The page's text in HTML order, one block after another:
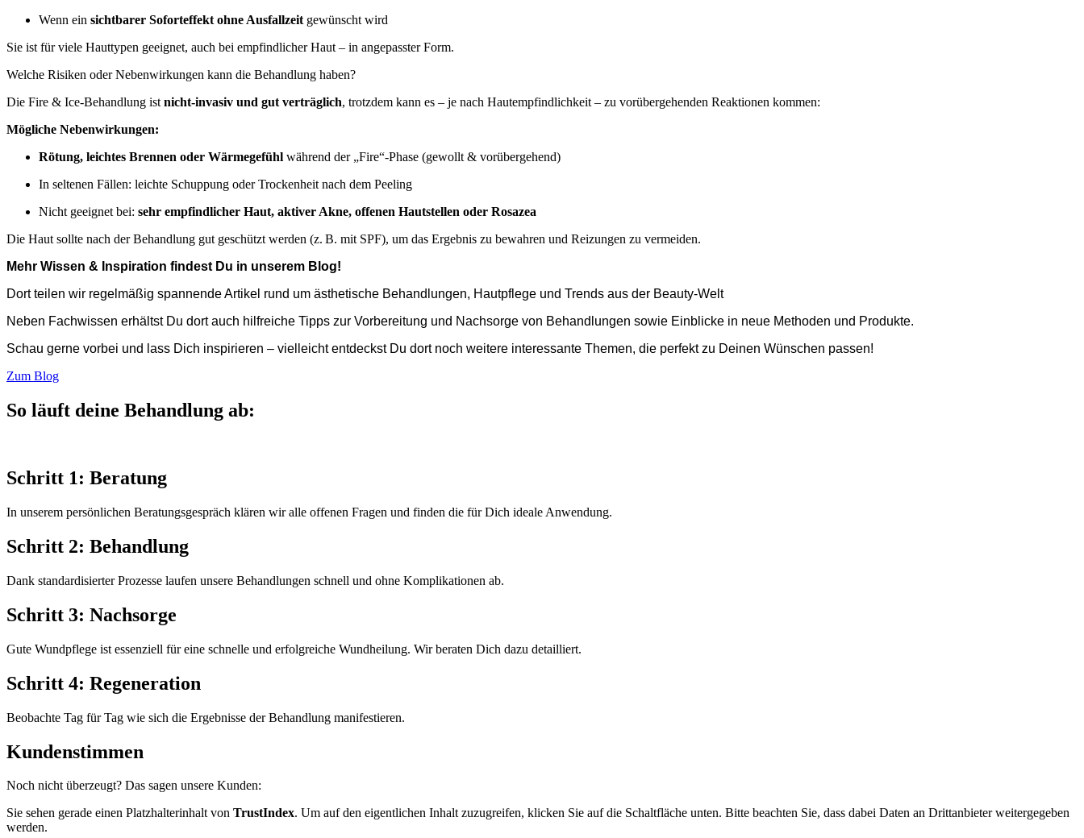
Wenn ein sichtbarer Soforteffekt ohne Ausfallzeit gewünscht wird
Sie ist für viele Hauttypen geeignet, auch bei empfindlicher Haut – in angepasster Form.
Welche Risiken oder Nebenwirkungen kann die Behandlung haben?
Die Fire & Ice-Behandlung ist nicht-invasiv und gut verträglich, trotzdem kann es – je nach Hautempfindlichkeit – zu vorübergehenden Reaktionen kommen:
Mögliche Nebenwirkungen:
Rötung, leichtes Brennen oder Wärmegefühl während der „Fire“-Phase (gewollt & vorübergehend)
In seltenen Fällen: leichte Schuppung oder Trockenheit nach dem Peeling
Nicht geeignet bei: sehr empfindlicher Haut, aktiver Akne, offenen Hautstellen oder Rosazea
Die Haut sollte nach der Behandlung gut geschützt werden (z. B. mit SPF), um das Ergebnis zu bewahren und Reizungen zu vermeiden.
Mehr Wissen & Inspiration findest Du in unserem Blog!
Dort teilen wir regelmäßig spannende Artikel rund um ästhetische Behandlungen, Hautpflege und Trends aus der Beauty-Welt
Neben Fachwissen erhältst Du dort auch hilfreiche Tipps zur Vorbereitung und Nachsorge von Behandlungen sowie Einblicke in neue Methoden und Produkte.
Schau gerne vorbei und lass Dich inspirieren – vielleicht entdeckst Du dort noch weitere interessante Themen, die perfekt zu Deinen Wünschen passen!
Zum Blog
So läuft deine Behandlung ab:
Schritt 1: Beratung
In unserem persönlichen Beratungsgespräch klären wir alle offenen Fragen und finden die für Dich ideale Anwendung.
Schritt 2: Behandlung
Dank standardisierter Prozesse laufen unsere Behandlungen schnell und ohne Komplikationen ab.
Schritt 3: Nachsorge
Gute Wundpflege ist essenziell für eine schnelle und erfolgreiche Wundheilung. Wir beraten Dich dazu detailliert.
Schritt 4: Regeneration
Beobachte Tag für Tag wie sich die Ergebnisse der Behandlung manifestieren.
Kundenstimmen
Noch nicht überzeugt? Das sagen unsere Kunden:
Sie sehen gerade einen Platzhalterinhalt von TrustIndex. Um auf den eigentlichen Inhalt zuzugreifen, klicken Sie auf die Schaltfläche unten. Bitte beachten Sie, dass dabei Daten an Drittanbieter weitergegeben
werden.